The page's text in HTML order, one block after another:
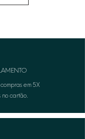
em 5X
no cartão.